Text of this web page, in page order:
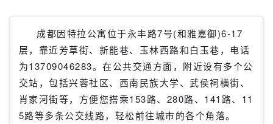
成都因特拉公寓位于永丰路7号(和雅嘉御)6-17
层，靠近芳草街、新能巷、玉林西路和白玉巷，电话
为13709046283。在公共交通方面，附近设有多个公
交站，包括兴蓉社区、西南民族大学、武侯祠横街、
肖家河街等，方便您搭乘153路、280路、141路、11
5路等多条公交线路，轻松前往城市的各个角落。